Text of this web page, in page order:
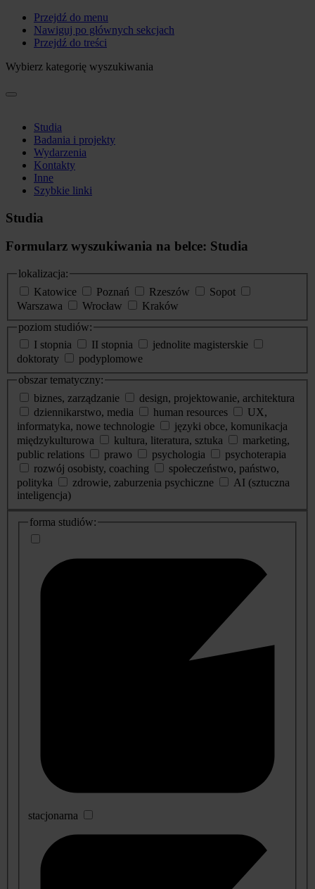
Przejdź do menu
Nawiguj po głównych sekcjach
Przejdź do treści
Wybierz kategorię wyszukiwania
Studia
Badania i projekty
Wydarzenia
Kontakty
Inne
Szybkie linki
Studia
Formularz wyszukiwania na belce: Studia
lokalizacja:
Katowice
Poznań Rzeszów
Sopot
Warszawa
Wrocław
Kraków
poziom studiów:
I stopnia
II stopnia
jednolite magisterskie
doktoraty
podyplomowe
obszar tematyczny:
biznes, zarządzanie
design, projektowanie, architektura
dziennikarstwo, media
human resources
UX,
informatyka, nowe technologie
języki obce, komunikacja
międzykulturowa
kultura, literatura, sztuka
marketing,
public relations
prawo psychologia
psychoterapia
rozwój osobisty, coaching
społeczeństwo, państwo,
polityka
zdrowie, zaburzenia psychiczne
AI (sztuczna
inteligencja)
dodatkowe
informacje
forma studiów:
stacjonarna